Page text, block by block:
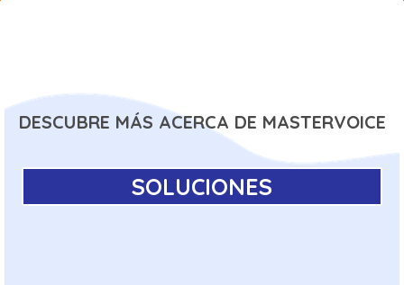
DESCUBRE MÁS ACERCA DE MASTERVOICE
SOLUCIONES